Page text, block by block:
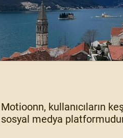
Motioonn, kullanıcıların
sosyal medya